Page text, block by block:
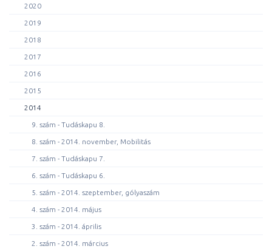
2020
2019
2018
2017
2016
2015
2014
9. szám - Tudáskapu 8.
8. szám - 2014. november, Mobilitás
7. szám - Tudáskapu 7.
6. szám - Tudáskapu 6.
5. szám - 2014. szeptember, gólyaszám
4. szám - 2014. május
3. szám - 2014. április
2. szám - 2014. március